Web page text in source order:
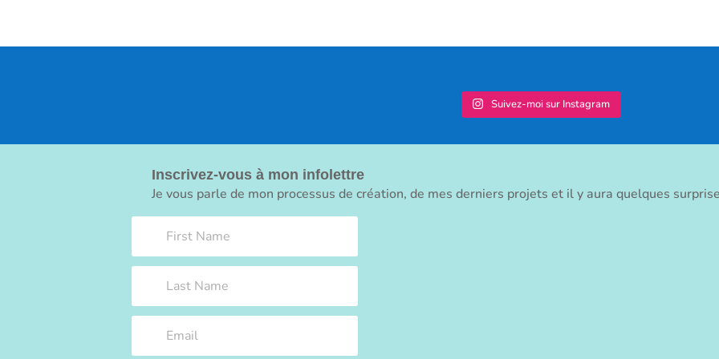
Suivez-moi sur Instagram
Inscrivez-vous à mon infolettre
Je vous parle de mon processus de création, de mes derniers projets et il y aura quelques